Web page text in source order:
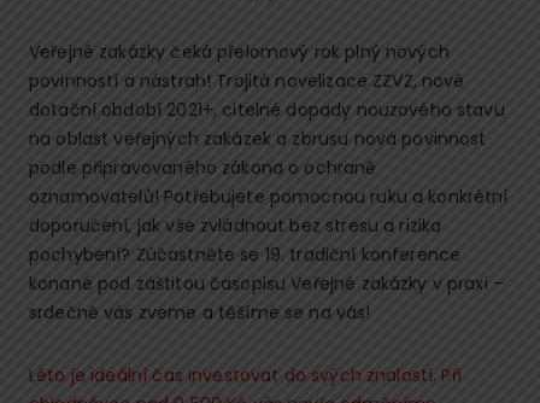
Veřejné zakázky čeká přelomový rok plný nových
povinností a nástrah! Trojitá novelizace ZZVZ, nové
dotační období 2021+, citelné dopady nouzového stavu
na oblast veřejných zakázek a zbrusu nová povinnost
podle připravovaného zákona o ochraně
oznamovatelů! Potřebujete pomocnou ruku a konkrétní
doporučení, jak vše zvládnout bez stresu a rizika
pochybení? Zúčastněte se 19. tradiční konference
konané pod záštitou časopisu Veřejné zakázky v praxi –
srdečně vás zveme a těšíme se na vás!
Léto je ideální čas investovat do svých znalostí. Při